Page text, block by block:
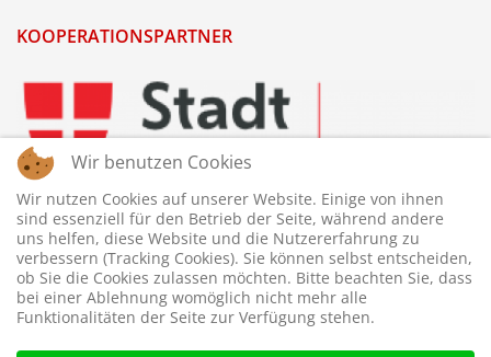
KOOPERATIONSPARTNER
Wir benutzen Cookies
Wir nutzen Cookies auf unserer Website. Einige von ihnen
sind essenziell für den Betrieb der Seite, während andere
uns helfen, diese Website und die Nutzererfahrung zu
verbessern (Tracking Cookies). Sie können selbst entscheiden,
ob Sie die Cookies zulassen möchten. Bitte beachten Sie, dass
bei einer Ablehnung womöglich nicht mehr alle
Funktionalitäten der Seite zur Verfügung stehen.